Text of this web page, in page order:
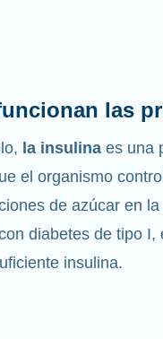
las
la insulina es una
el organismo
de azúcar en
diabetes de tipo I,
insulina.